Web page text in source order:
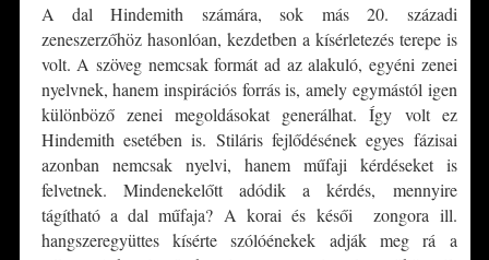
A dal Hindemith számára, sok más 20. századi
zeneszerzőhöz hasonlóan, kezdetben a kísérletezés terepe is
volt. A szöveg nemcsak formát ad az alakuló, egyéni zenei
nyelvnek, hanem inspirációs forrás is, amely egymástól igen
különböző zenei megoldásokat generálhat. Így volt ez
Hindemith esetében is. Stiláris fejlődésének egyes fázisai
azonban nemcsak nyelvi, hanem műfaji kérdéseket is
felvetnek. Mindenekelőtt adódik a kérdés, mennyire
tágítható a dal műfaja? A korai és késői zongora ill.
hangszeregyüttes kísérte szólóénekek adják meg rá a